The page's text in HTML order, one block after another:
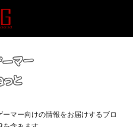
ーマー向けの情報をお届けするブロ